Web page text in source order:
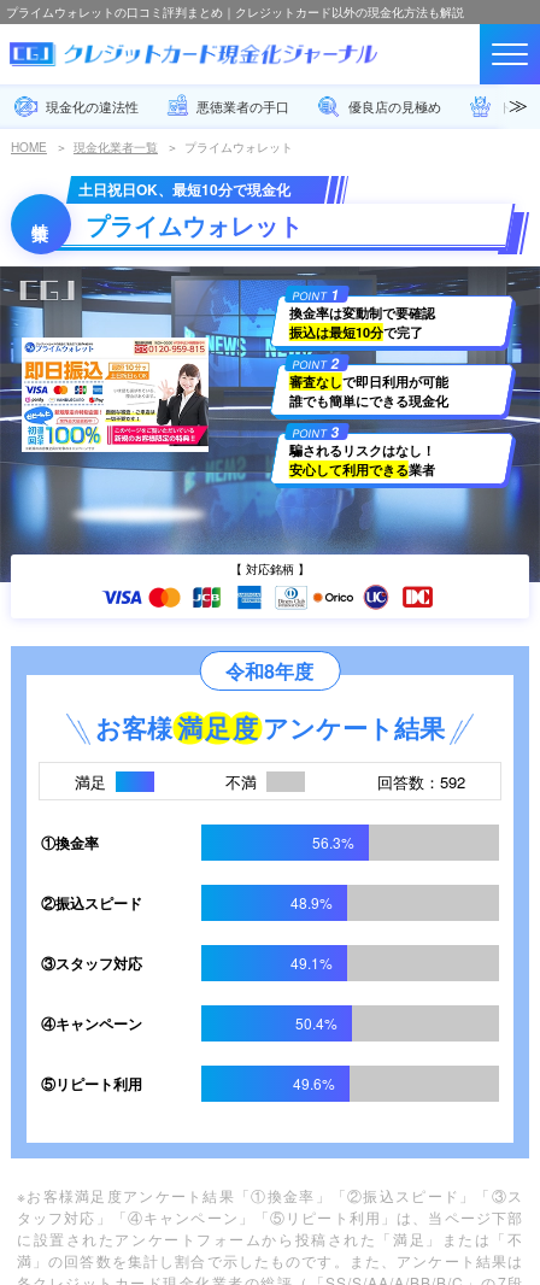
プライムウォレットの口コミ評判まとめ｜クレジットカード以外の現金化方法も解説
現金化の違法性 悪徳業者の手口 優良店の見極め トラ
HOME 現金化業者一覧 プライムウォレット
土日祝日OK、最短10分で現金化
プライムウォレット
POINT 1
換金率は変動制で要確認
振込は最短10分で完了
POINT2
審査なしで即日利用が可能
誰でも簡単にできる現金化
POINT3
騙されるリスクはなし！
安心して利用できる業者
【 対応銘柄 】
令和8年度
お客様満足度 アンケート結果
満足 不満 回答数：592
①換金率 56.3%
②振込スピード 48.9%
③スタッフ対応 49.1%
④キャンペーン 50.4%
⑤リピート利用 49.6%
※お客様満足度アンケート結果「①換金率」「②振込スピード」「③ス
タッフ対応」「④キャンペーン」「⑤リピート利用」は、当ページ下部
に設置されたアンケートフォームから投稿された「満足」または「不
満」の回答数を集計し割合で示したものです。また、アンケート結果は